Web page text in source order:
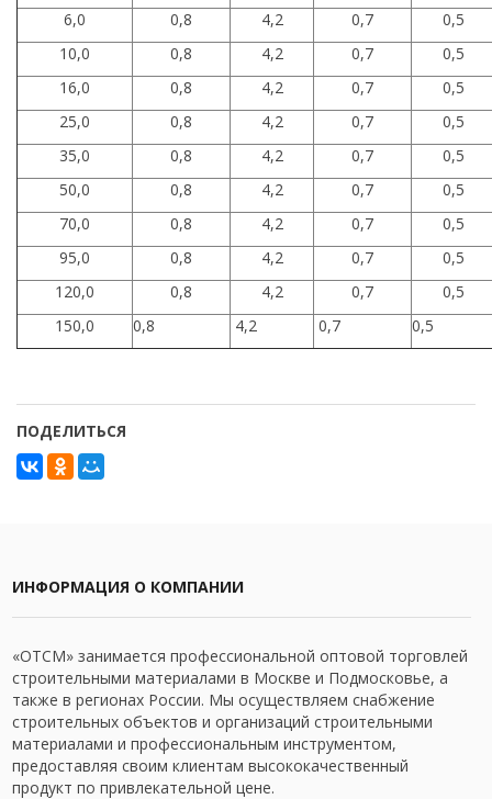
6,0 0,8 4,2 0,7
0,5
10,0
0,8 4,2 0,7
0,5
16,0
0,8 4,2 0,7
0,5
25,0
0,8 4,2 0,7
0,5
35,0
0,8 4,2 0,7
0,5
50,0
0,8 4,2 0,7
0,5
70,0
0,8 4,2 0,7
0,5
95,0
0,8 4,2 0,7
0,5
120,0
0,8 4,2 0,7
0,5
150,0
0,8 4,2 0,7 0,5
ПОДЕЛИТЬСЯ
ИНФОРМАЦИЯ О КОМПАНИИ
«ОТСМ» занимается профессиональной оптовой торговлей
строительными материалами в Москве и Подмосковье, а
также в регионах России. Мы осуществляем снабжение
строительных объектов и организаций строительными
материалами и профессиональным инструментом,
предоставляя своим клиентам высококачественный
продукт по привлекательной цене.